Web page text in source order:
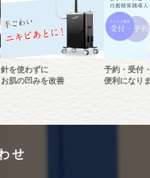
針を使わずに
お肌の凹みを改善
予約・受付
便利になり